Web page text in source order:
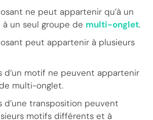
ne peut appartenir qu’à un
un seul groupe de multi-onglet.
peut appartenir à plusieurs
d’un motif ne peuvent appartenir
multi-onglet.
d’une transposition peuvent
motifs différents et à